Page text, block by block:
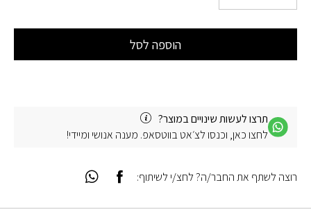
הוספה לסל
תרצו לעשות שינויים במוצר?
לחצו כאן, וכנסו לצ׳אט בווטסאפ. מענה אנושי ומיידי!
רוצה לשתף את החבר/ה? לחצ/י לשיתוף: